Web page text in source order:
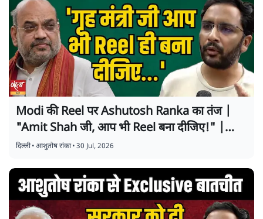
Modi की Reel पर Ashutosh Ranka का तंज |
"Amit Shah जी, आप भी Reel बना दीजिए!" |
Exclusive Interview
दिल्ली•आशुतोष रांका•30 Jul, 2026